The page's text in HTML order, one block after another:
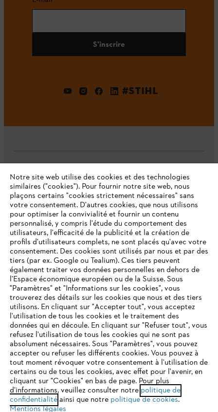
S'inscrire
#STIHL
L'Entreprise
Questions fréquentes
Service
Politique de protection des données
Mentions légales Cookies
Informations juridiques
STIHL VERTRIEBS AG, 8617 Mönchaltorf
VOTRE NAVIGATEUR INTERNET
N'EST PLUS PRIS EN CHARGE
Vous utilisez un navigateur Internet que nous ne prenons plus
en charge, et certaines fonctionnalités de notre site ne
peuvent fonctionner correctement. Pour une utilisation
optimale de notre site, nous vous recommandons de passer à
l'un des navigateurs suivants :
Notre site web utilise des cookies et des technologies
similaires ("cookies"). Pour fournir notre site web, nous
plaçons certains "cookies strictement nécessaires" sans
votre consentement. D'autres cookies, que nous utilisons
pour optimiser la convivialité et fournir un contenu
personnalisé, y compris l'étude du comportement des
utilisateurs, l'efficacité de la publicité et la création de
profils d'utilisateurs complets, ne sont placés qu'avec votre
consentement. Des cookies sont utilisés par nous et par des
tiers (par ex. Google ou Tealium). Ces tiers peuvent
également traiter vos données personnelles en dehors de
l'Espace économique européen ou de la Suisse. Sous
"Paramètres" et "Informations sur les cookies", vous
trouverez des détails sur les cookies que nous et des tiers
utilisons. En cliquant sur "Accepter tout", vous acceptez
l'utilisation de tous les cookies et le traitement des
données qui en découle. En cliquant sur "Refuser tout", vous
refusez l'utilisation de tous les cookies qui ne sont pas
absolument nécessaires. Sous "Paramètres", vous pouvez
accepter ou refuser les différents cookies. Vous pouvez à
tout moment révoquer votre consentement à l'utilisation de
certains ou de tous les cookies, avec effet pour l'avenir, en
cliquant sur "Cookies" en bas de page. Pour plus
d'informations, veuillez consulter notre politique de
confidentialitéainsi que notre politique de cookies.
Mentions légales